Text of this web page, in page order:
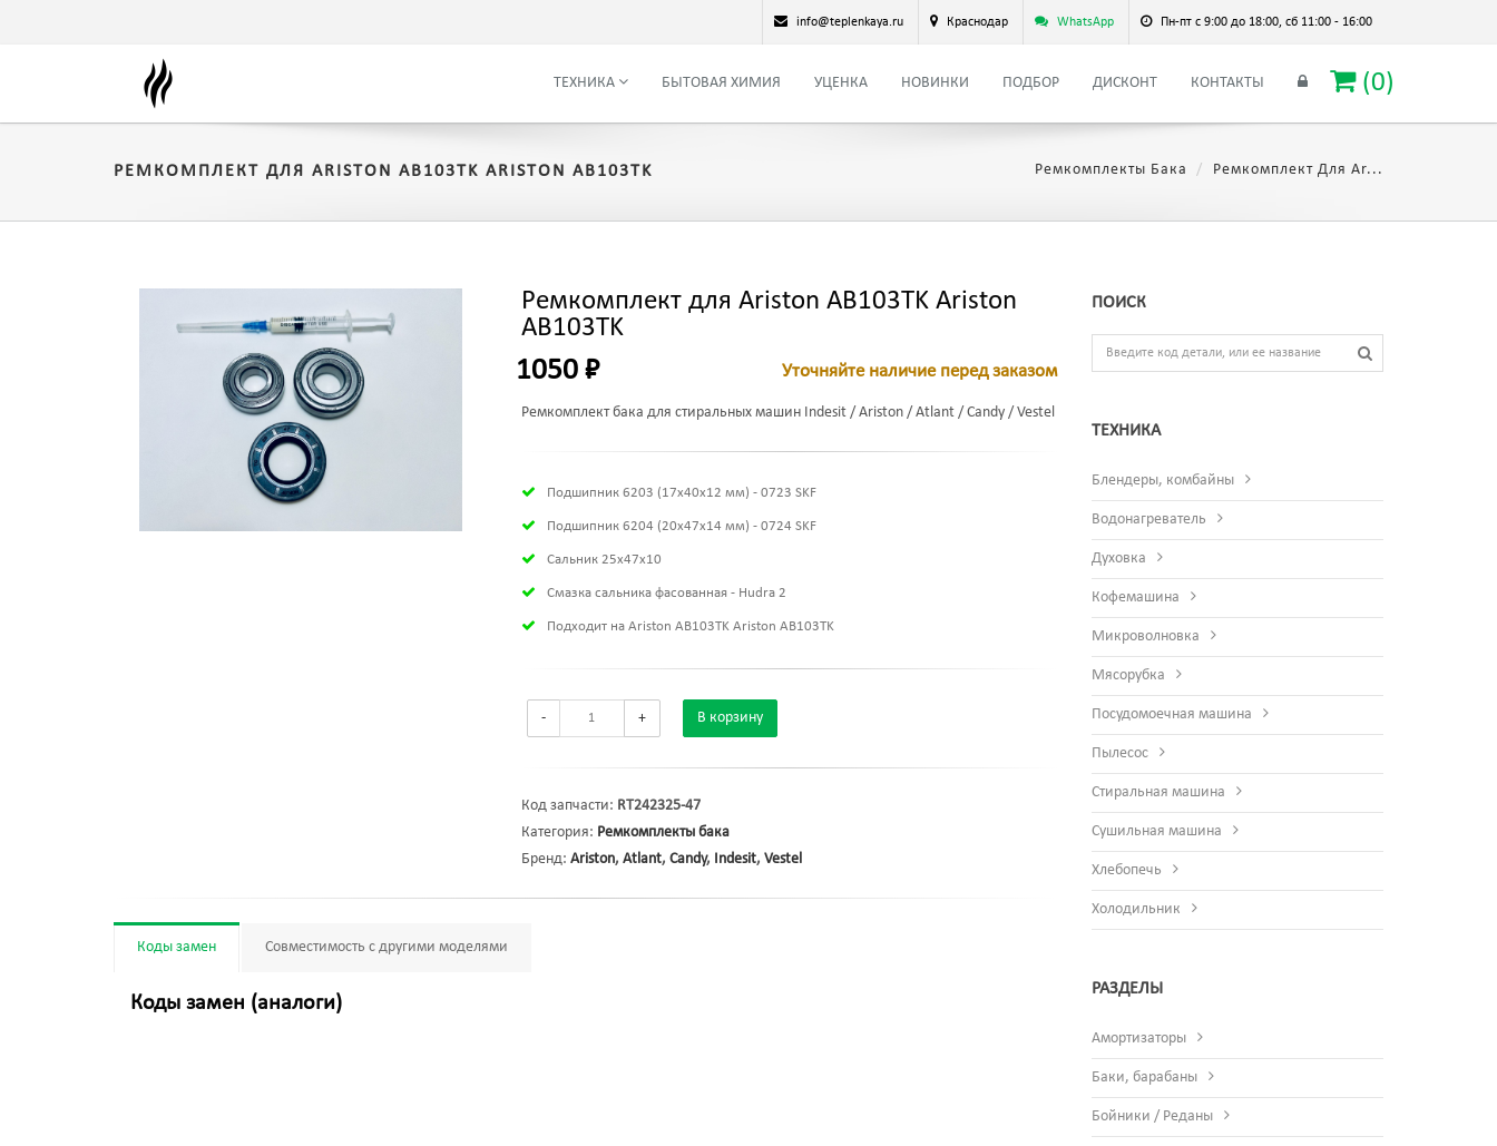
info@teplenkaya.ru Краснодар WhatsApp Пн-пт с 9:00 до 18:00, сб 11:00 - 16:00
ТЕХНИКА БЫТОВАЯ ХИМИЯ УЦЕНКА НОВИНКИ ПОДБОР ДИСКОНТ КОНТАКТЫ (0)
РЕМКОМПЛЕКТ ДЛЯ ARISTON AB103TK ARISTON AB103TK Ремкомплекты Бака Ремкомплект Для Ar...
Ремкомплект для Ariston AB103TK Ariston
AB103TK
1050 ₽ Уточняйте наличие перед заказом
Ремкомплект бака для стиральных машин Indesit / Ariston / Atlant / Candy / Vestel
Подшипник 6203 (17х40х12 мм) - 0723 SKF
Подшипник 6204 (20х47х14 мм) - 0724 SKF
Сальник 25x47x10
Смазка сальника фасованная - Hudra 2
Подходит на Ariston AB103TK Ariston AB103TK
- + В корзину
Код запчасти: RT242325-47
Категория: Ремкомплекты бака
Бренд: Ariston, Atlant, Candy, Indesit, Vestel
Коды замен Совместимость с другими моделями
Коды замен (аналоги)
ПОИСК
ТЕХНИКА
Блендеры, комбайны
Водонагреватель
Духовка
Кофемашина
Микроволновка
Мясорубка
Посудомоечная машина
Пылесос
Стиральная машина
Сушильная машина
Хлебопечь
Холодильник
РАЗДЕЛЫ
Амортизаторы
Баки, барабаны
Бойники / Реданы